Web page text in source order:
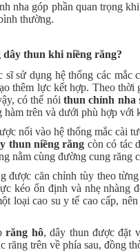
nha góp phần quan trọng
thường.
dây thun khi niềng răng?
sĩ sử dụng hệ thống các mắc
thêm lực kết hợp. Theo
có thể nóithun chỉnh nha
hàm trên và dưới phù hợp với
nối vào hệ thống mắc cài
thun niềng răng còn có tác
nằm cùng đường cung răng
được căn chỉnh tùy theo
kéo ổn định và nhẹ nhàng
loại cao su y tế cao cấp,
răng hô, dây thun được đặt
răng trên về phía sau, đồng